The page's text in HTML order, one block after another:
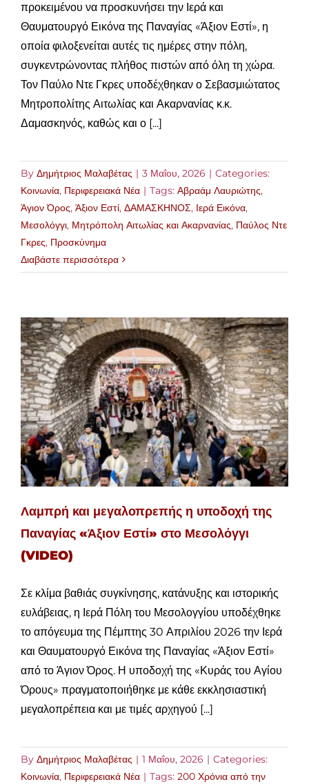
προκειμένου να προσκυνήσει την Ιερά και
Θαυματουργό Εικόνα της Παναγίας «Άξιον Εστί», η
οποία φιλοξενείται αυτές τις ημέρες στην πόλη,
συγκεντρώνοντας πλήθος πιστών από όλη τη χώρα.
Τον Παύλο Ντε Γκρες υποδέχθηκαν ο Σεβασμιώτατος
Μητροπολίτης Αιτωλίας και Ακαρνανίας κ.κ.
Δαμασκηνός, καθώς και ο [...]
By Δημήτριος Μαλαβέτας | 3 Μαΐου, 2026 | Categories:
Κοινωνία, Περιφερειακά Νέα | Tags: Αβραάμ Λαυριώτης,
Άγιον Όρος, Άξιον Εστί, ΔΑΜΑΣΚΗΝΟΣ, Ιερά Εικόνα,
Μεσολόγγι, Μητρόπολη Αιτωλίας και Ακαρνανίας, Παύλος Ντε
Γκρες, Προσκύνημα
Διαβάστε περισσότερα
Λαμπρή και μεγαλοπρεπής η υποδοχή της
Παναγίας «Άξιον Εστί» στο Μεσολόγγι
(VIDEO)
Σε κλίμα βαθιάς συγκίνησης, κατάνυξης και ιστορικής
ευλάβειας, η Ιερά Πόλη του Μεσολογγίου υποδέχθηκε
το απόγευμα της Πέμπτης 30 Απριλίου 2026 την Ιερά
και Θαυματουργό Εικόνα της Παναγίας «Άξιον Εστί»
από το Άγιον Όρος. Η υποδοχή της «Κυράς του Αγίου
Όρους» πραγματοποιήθηκε με κάθε εκκλησιαστική
μεγαλοπρέπεια και με τιμές αρχηγού [...]
By Δημήτριος Μαλαβέτας | 1 Μαΐου, 2026 | Categories:
Κοινωνία, Περιφερειακά Νέα | Tags: 200 Χρόνια από την